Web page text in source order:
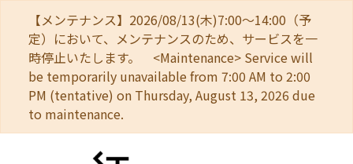
【メンテナンス】2026/08/13(木)7:00～14:00（予
定）において、メンテナンスのため、サービスを一
時停止いたします。 <Maintenance> Service will
be temporarily unavailable from 7:00 AM to 2:00
PM (tentative) on Thursday, August 13, 2026 due
to maintenance.